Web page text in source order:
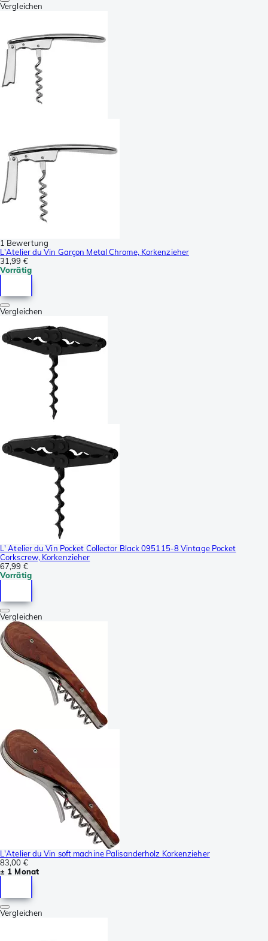
Vergleichen
1 Bewertung
L'Atelier du Vin Garçon Metal Chrome, Korkenzieher
31,99 €
Vorrätig
Vergleichen
L' Atelier du Vin Pocket Collector Black 095115-8 Vintage Pocket
Corkscrew, Korkenzieher
67,99 €
Vorrätig
Vergleichen
L'Atelier du Vin soft machine Palisanderholz Korkenzieher
83,00 €
± 1 Monat
Vergleichen